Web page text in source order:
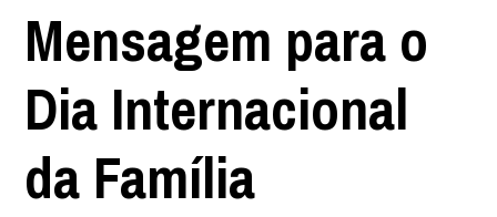
Mensagem para o
Dia Internacional
da Família